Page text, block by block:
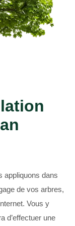
appliquons dans
de vos arbres,
Vous y
d’effectuer une